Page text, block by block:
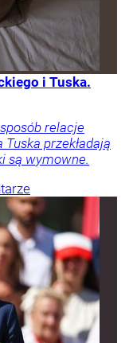
i Tuska.
relacje
przekładają
są wymowne.